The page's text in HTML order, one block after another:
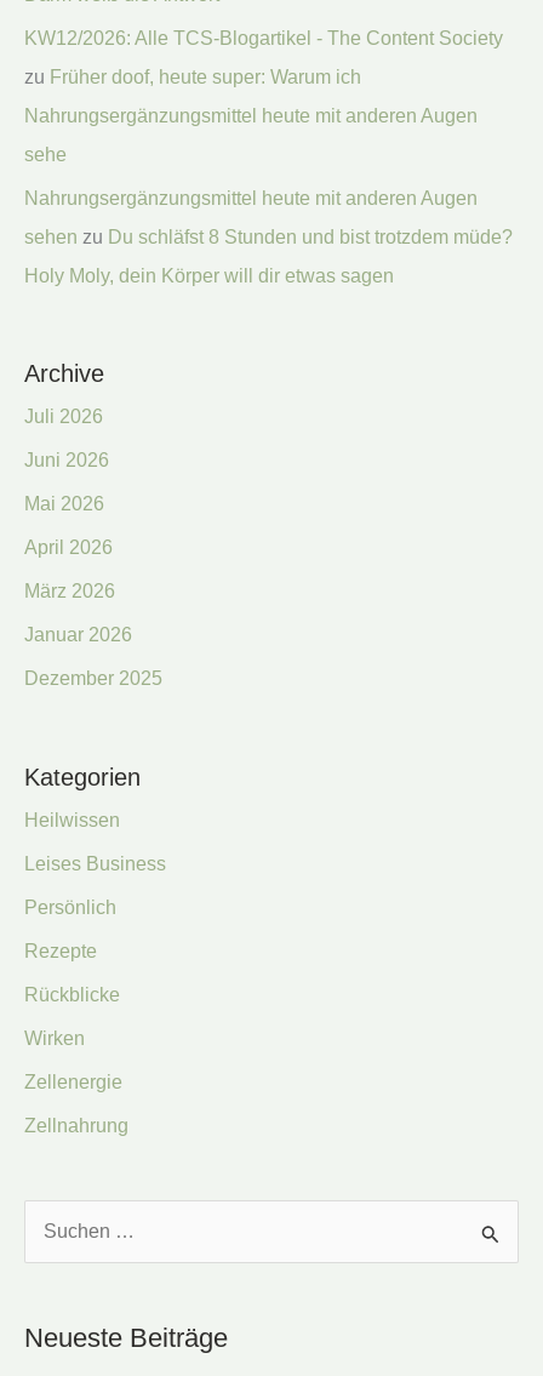
KW12/2026: Alle TCS-Blogartikel - The Content Society
zu Früher doof, heute super: Warum ich
Nahrungsergänzungsmittel heute mit anderen Augen
sehe
Nahrungsergänzungsmittel heute mit anderen Augen
sehen zu Du schläfst 8 Stunden und bist trotzdem müde?
Holy Moly, dein Körper will dir etwas sagen
Archive
Juli 2026
Juni 2026
Mai 2026
April 2026
März 2026
Januar 2026
Dezember 2025
Kategorien
Heilwissen
Leises Business
Persönlich
Rezepte
Rückblicke
Wirken
Zellenergie
Zellnahrung
h
Neueste Beiträge